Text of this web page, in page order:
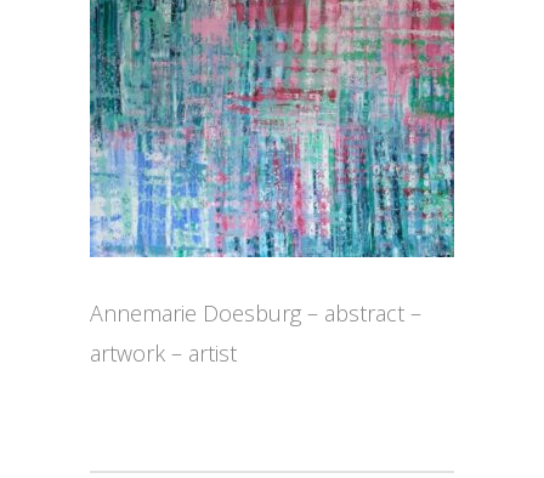
Annemarie Doesburg – abstract –
artwork – artist